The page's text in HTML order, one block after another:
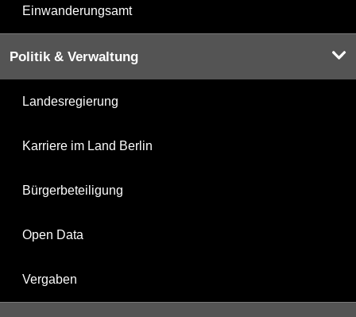
Einwanderungsamt
Politik & Verwaltung
Landesregierung
Karriere im Land Berlin
Bürgerbeteiligung
Open Data
Vergaben